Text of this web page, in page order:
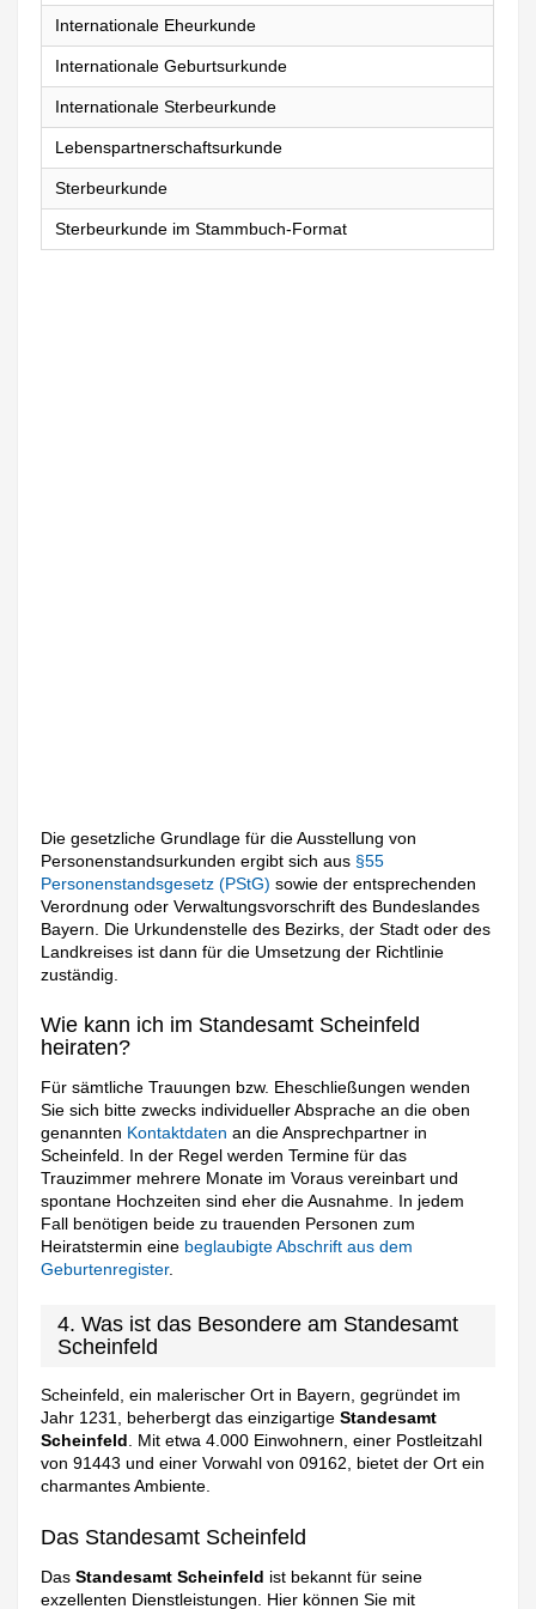
Internationale Eheurkunde
Internationale Geburtsurkunde
Internationale Sterbeurkunde
Lebenspartnerschaftsurkunde
Sterbeurkunde
Sterbeurkunde im Stammbuch-Format
Die gesetzliche Grundlage für die Ausstellung von
Personenstandsurkunden ergibt sich aus §55
Personenstandsgesetz (PStG)sowie der entsprechenden
Verordnung oder Verwaltungsvorschrift des Bundeslandes
Bayern. Die Urkundenstelle des Bezirks, der Stadt oder des
Landkreises ist dann für die Umsetzung der Richtlinie
zuständig.
Wie kann ich im Standesamt Scheinfeld
heiraten?
Für sämtliche Trauungen bzw. Eheschließungen wenden
Sie sich bitte zwecks individueller Absprache an die oben
genannten Kontaktdaten an die Ansprechpartner in
Scheinfeld. In der Regel werden Termine für das
Trauzimmer mehrere Monate im Voraus vereinbart und
spontane Hochzeiten sind eher die Ausnahme. In jedem
Fall benötigen beide zu trauenden Personen zum
Heiratstermin eine beglaubigte Abschrift aus dem
Geburtenregister.
4. Was ist das Besondere am Standesamt
Scheinfeld
Scheinfeld, ein malerischer Ort in Bayern, gegründet im
Jahr 1231, beherbergt das einzigartigeStandesamt
Scheinfeld. Mit etwa 4.000 Einwohnern, einer Postleitzahl
von 91443 und einer Vorwahl von 09162, bietet der Ort ein
charmantes Ambiente.
Das Standesamt Scheinfeld
DasStandesamt Scheinfeld ist bekannt für seine
exzellenten Dienstleistungen. Hier können Sie mit